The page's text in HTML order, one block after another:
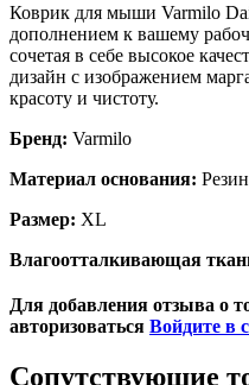
Коврик для мыши Varmilo
дополнением к вашему
сочетая в себе высокое
дизайн с изображением
красоту и чистоту.
Бренд: Varmilo
Материал основания:
Размер: XL
Влагоотталкивающая
Для добавления отзыва о
авторизоваться Войдите в
Сопутствующие